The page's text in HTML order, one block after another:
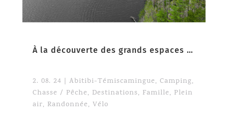
À la découverte des grands espaces de l’Abitibi-Témiscamingue
2. 08. 24 | Abitibi-Témiscamingue, Camping,
Chasse / Pêche, Destinations, Famille, Plein
air, Randonnée, Vélo